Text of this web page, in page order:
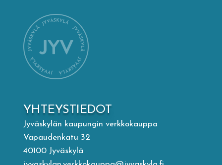
Kirjasto
Visit Jyvaskyla Region
Valon Kaupunki
Lasten Lysti & LystiKylä-festivaali
Ohje
YHTEYSTIEDOT
Jyväskylän kaupungin verkkokauppa
Vapaudenkatu 32
40100 Jyväskylä